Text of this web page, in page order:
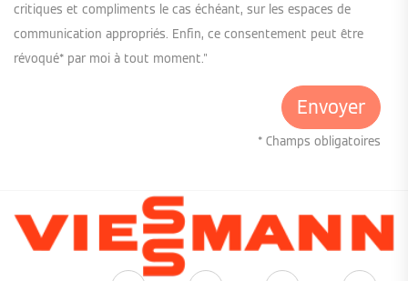
critiques et compliments le cas échéant, sur les espaces de
communication appropriés. Enfin, ce consentement peut être
révoqué* par moi à tout moment."
* Champs obligatoires